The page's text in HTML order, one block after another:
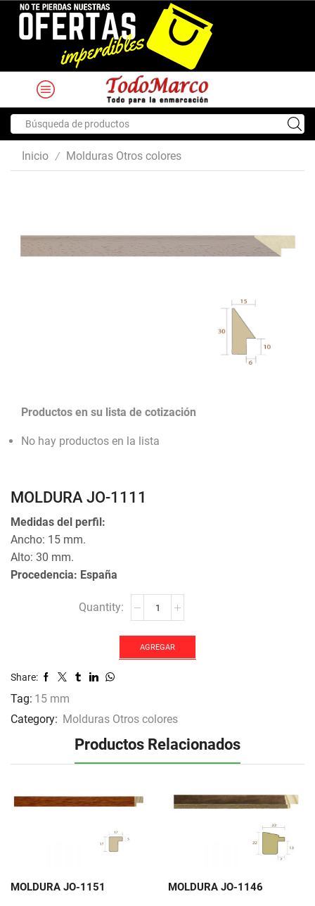
input
Inicio / Molduras Otros colores
Productos en su lista de cotización
No hay productos en la lista
MOLDURA JO-1111
Medidas del perfil:
Ancho: 15 mm.
Alto: 30 mm.
Procedencia: España
cantidad
AGREGAR
Share:
Tag: 15 mm
Category: Molduras Otros colores
Productos Relacionados
MOLDURA JO-1151 MOLDURA JO-1146